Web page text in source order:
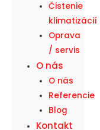
Čistenie
klimatizácií
Oprava
/ servis
O nás
O nás
Referencie
Blog
Kontakt